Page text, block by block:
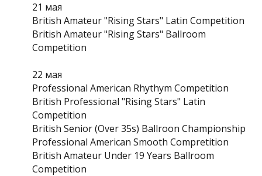
21 мая
British Amateur "Rising Stars" Latin Competition
British Amateur "Rising Stars" Ballroom
Competition
22 мая
Professional American Rhythym Competition
British Professional "Rising Stars" Latin
Competition
British Senior (Over 35s) Ballroon Championship
Professional American Smooth Compretition
British Amateur Under 19 Years Ballroom
Competition